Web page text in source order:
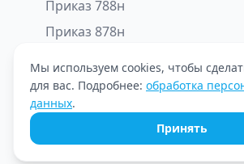
Приказ 788н
Приказ 878н
© ООО «Октомед» 2026. Все
Мы используем cookies, чтобы
для вас. Подробнее: обработка
данных.
Принять